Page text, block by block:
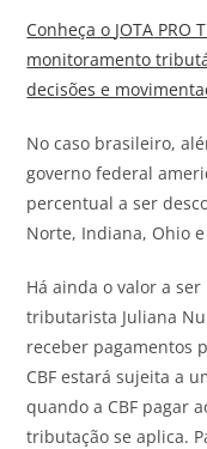
Conheça o JOTA PRO
monitoramento
decisões e
No caso brasileiro,
governo federal
percentual a ser
Norte, Indiana, Ohio
Há ainda o valor a
tributarista Juliana
receber pagamentos
CBF estará sujeita a
quando a CBF pagar
tributação se aplica.